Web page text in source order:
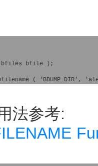
bfiles bfile );
法参考: